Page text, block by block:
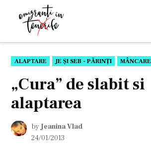
in
POSTED
IN
ALAPTARE JE ȘI SEB - PĂRINȚI MÂNCARE
„Cura” de slabit si
alaptarea
by Jeanina Vlad
24/01/2013